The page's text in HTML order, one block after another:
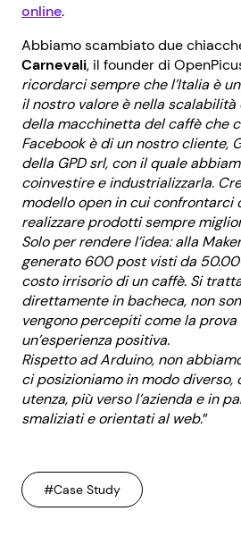
online.
Abbiamo scambiato due
Carnevali, il founder di
ricordarci sempre che l’Italia è
il nostro valore è nella scalabilità
della macchinetta del caffè che
Facebook è di un nostro cliente,
della GPD srl, con il quale
coinvestire e industrializzarla.
modello open in cui confrontarci
realizzare prodotti sempre
Solo per rendere l’idea: alla
generato 600 post visti da
costo irrisorio di un caffè. Si
direttamente in bacheca, non
vengono percepiti come la
un’esperienza positiva.
Rispetto ad Arduino, non
ci posizioniamo in modo
utenza, più verso l’azienda e in
smaliziati e orientati al web.”
#Case Study